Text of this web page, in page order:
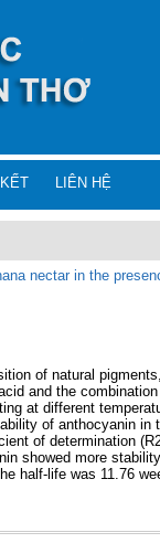
LIÊN HỆ
nectar in the
of natural
and the
at different
of anthocyanin
of determination
showed more
half-life was 11.76